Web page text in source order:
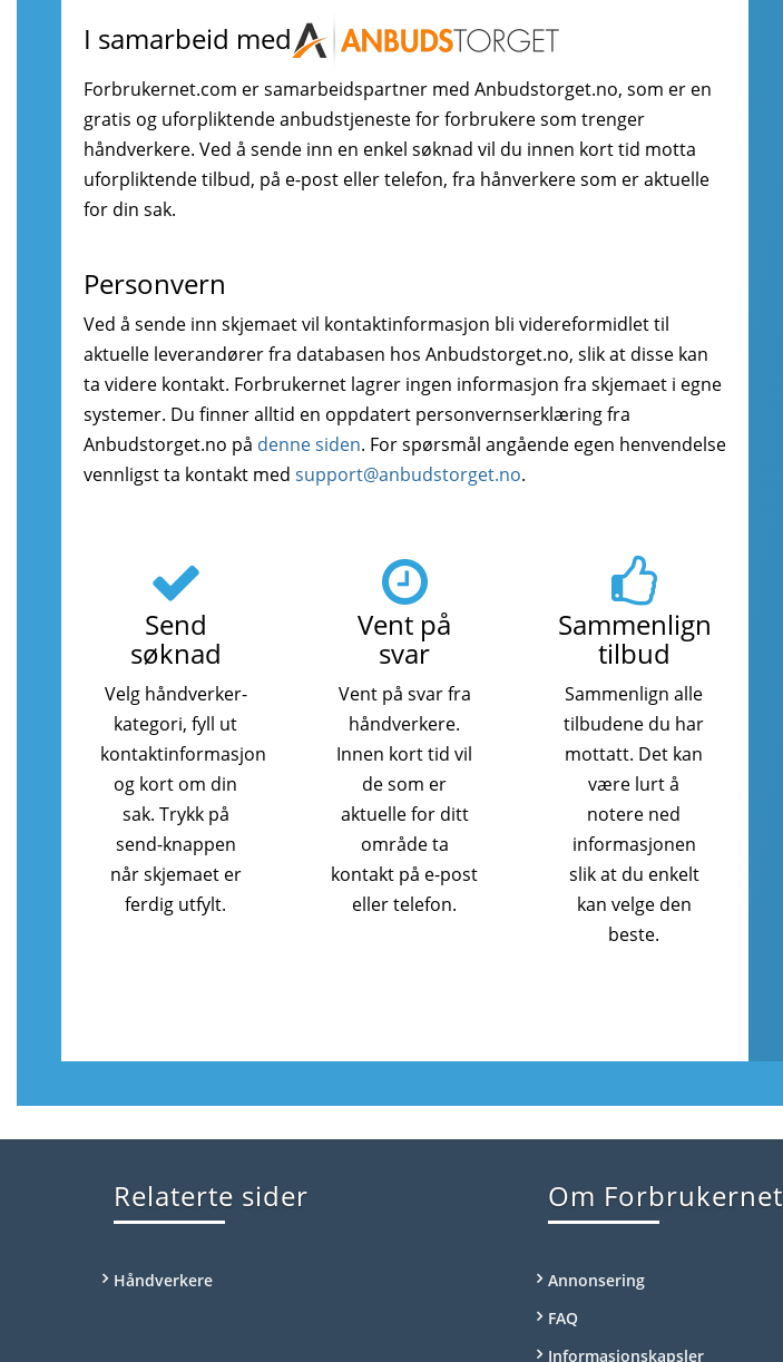
I samarbeid med
Forbrukernet.com er samarbeidspartner med Anbudstorget.no, som er en
gratis og uforpliktende anbudstjeneste for forbrukere som trenger
håndverkere. Ved å sende inn en enkel søknad vil du innen kort tid motta
uforpliktende tilbud, på e-post eller telefon, fra hånverkere som er aktuelle
for din sak.
Personvern
Ved å sende inn skjemaet vil kontaktinformasjon bli videreformidlet til
aktuelle leverandører fra databasen hos Anbudstorget.no, slik at disse kan
ta videre kontakt. Forbrukernet lagrer ingen informasjon fra skjemaet i egne
systemer. Du finner alltid en oppdatert personvernserklæring fra
Anbudstorget.no på denne siden. For spørsmål angående egen henvendelse
vennligst ta kontakt med support@anbudstorget.no.
Send
søknad
Velg håndverker-
kategori, fyll ut
kontaktinformasjon
og kort om din
sak. Trykk på
send-knappen
når skjemaet er
ferdig utfylt.
Vent på
svar
Vent på svar fra
håndverkere.
Innen kort tid vil
de som er
aktuelle for ditt
område ta
kontakt på e-post
eller telefon.
Sammenlign
tilbud
Sammenlign alle
tilbudene du har
mottatt. Det kan
være lurt å
notere ned
informasjonen
slik at du enkelt
kan velge den
beste.
Relaterte sider
Håndverkere
Om Forbrukernet
Annonsering
FAQ
Informasjonskapsler